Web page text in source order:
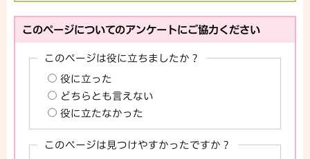
このページについてのアンケートにご協力ください
このページは役に立ちましたか？
役に立った
どちらとも言えない
役に立たなかった
このページは見つけやすかったですか？